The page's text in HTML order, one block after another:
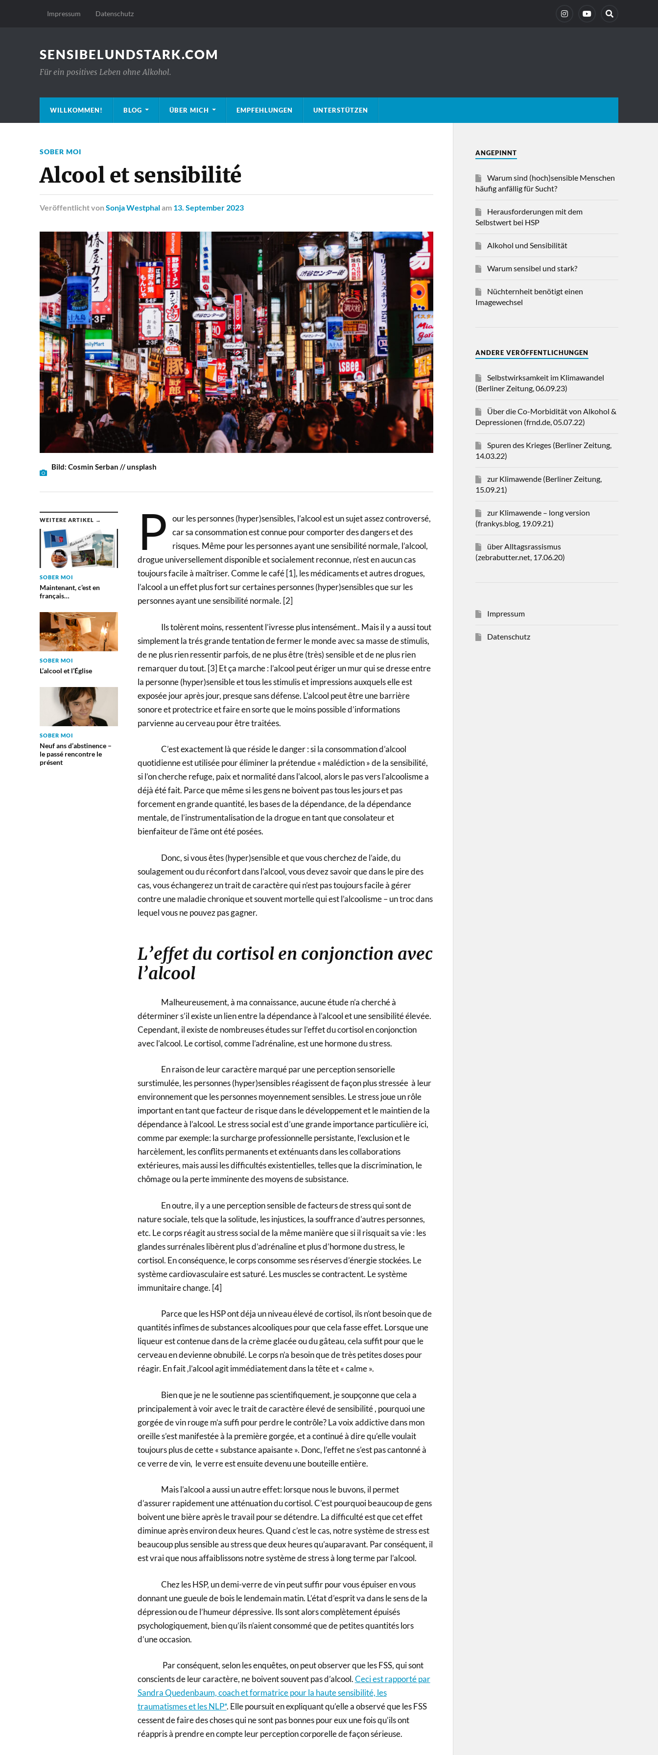
Impressum Datenschutz
SENSIBELUNDSTARK.COM
Für ein positives Leben ohne Alkohol.
WILLKOMMEN! BLOG ÜBER MICH EMPFEHLUNGEN UNTERSTÜTZEN
SOBER MOI
Alcool et sensibilité
Veröffentlichtvon Sonja Westphalam 13. September 2023
Bild: Cosmin Serban // unsplash
WEITERE ARTIKEL →
SOBER MOI
Maintenant, c’est en
français…
SOBER MOI
L’alcool et l’Église
SOBER MOI
Neuf ans d’abstinence –
le passé rencontre le
présent
P
our les personnes (hyper)sensibles, l’alcool est un sujet assez controversé,
car sa consommation est connue pour comporter des dangers et des
risques. Même pour les personnes ayant une sensibilité normale, l’alcool,
drogue universellement disponible et socialement reconnue, n’est en aucun cas
toujours facile à maîtriser. Comme le café [1], les médicaments et autres drogues,
l’alcool a un effet plus fort sur certaines personnes (hyper)sensibles que sur les
personnes ayant une sensibilité normale. [2]
Ils tolèrent moins, ressentent l’ivresse plus intensément.. Mais il y a aussi tout
simplement la trés grande tentation de fermer le monde avec sa masse de stimulis,
de ne plus rien ressentir parfois, de ne plus être (très) sensible et de ne plus rien
remarquer du tout. [3] Et ça marche : l’alcool peut ériger un mur qui se dresse entre
la personne (hyper)sensible et tous les stimulis et impressions auxquels elle est
exposée jour après jour, presque sans défense. L’alcool peut être une barrière
sonore et protectrice et faire en sorte que le moins possible d’informations
parvienne au cerveau pour être traitées.
C’est exactement là que réside le danger : si la consommation d’alcool
quotidienne est utilisée pour éliminer la prétendue « malédiction » de la sensibilité,
si l’on cherche refuge, paix et normalité dans l’alcool, alors le pas vers l’alcoolisme a
déjà été fait. Parce que même si les gens ne boivent pas tous les jours et pas
forcement en grande quantité, les bases de la dépendance, de la dépendance
mentale, de l’instrumentalisation de la drogue en tant que consolateur et
bienfaiteur de l’âme ont été posées.
Donc, si vous êtes (hyper)sensible et que vous cherchez de l’aide, du
soulagement ou du réconfort dans l’alcool, vous devez savoir que dans le pire des
cas, vous échangerez un trait de caractère qui n’est pas toujours facile à gérer
contre une maladie chronique et souvent mortelle qui est l’alcoolisme – un troc dans
lequel vous ne pouvez pas gagner.
L’effet du cortisol en conjonction avec
l’alcool
Malheureusement, à ma connaissance, aucune étude n’a cherché à
déterminer s’il existe un lien entre la dépendance à l’alcool et une sensibilité élevée.
Cependant, il existe de nombreuses études sur l’effet du cortisol en conjonction
avec l’alcool. Le cortisol, comme l’adrénaline, est une hormone du stress.
En raison de leur caractère marqué par une perception sensorielle
surstimulée, les personnes (hyper)sensibles réagissent de façon plus stressée à leur
environnement que les personnes moyennement sensibles. Le stress joue un rôle
important en tant que facteur de risque dans le développement et le maintien de la
dépendance à l’alcool. Le stress social est d’une grande importance particulière ici,
comme par exemple: la surcharge professionnelle persistante, l’exclusion et le
harcèlement, les conflits permanents et exténuants dans les collaborations
extérieures, mais aussi les difficultés existentielles, telles que la discrimination, le
chômage ou la perte imminente des moyens de subsistance.
En outre, il y a une perception sensible de facteurs de stress qui sont de
nature sociale, tels que la solitude, les injustices, la souffrance d’autres personnes,
etc. Le corps réagit au stress social de la même manière que si il risquait sa vie : les
glandes surrénales libèrent plus d’adrénaline et plus d’hormone du stress, le
cortisol. En conséquence, le corps consomme ses réserves d’énergie stockées. Le
système cardiovasculaire est saturé. Les muscles se contractent. Le système
immunitaire change. [4]
Parce que les HSP ont déja un niveau élevé de cortisol, ils n’ont besoin que de
quantités infîmes de substances alcooliques pour que cela fasse effet. Lorsque une
liqueur est contenue dans de la crème glacée ou du gâteau, cela suffit pour que le
cerveau en devienne obnubilé. Le corps n’a besoin que de très petites doses pour
réagir. En fait ,l’alcool agit immédiatement dans la tête et « calme ».
Bien que je ne le soutienne pas scientifiquement, je soupçonne que cela a
principalement à voir avec le trait de caractère élevé de sensibilité , pourquoi une
gorgée de vin rouge m’a suffi pour perdre le contrôle? La voix addictive dans mon
oreille s’est manifestée à la première gorgée, et a continué à dire qu’elle voulait
toujours plus de cette « substance apaisante ». Donc, l’effet ne s’est pas cantonné à
ce verre de vin, le verre est ensuite devenu une bouteille entière.
Mais l’alcool a aussi un autre effet: lorsque nous le buvons, il permet
d’assurer rapidement une atténuation du cortisol. C’est pourquoi beaucoup de gens
boivent une bière après le travail pour se détendre. La difficulté est que cet effet
diminue après environ deux heures. Quand c’est le cas, notre système de stress est
beaucoup plus sensible au stress que deux heures qu’auparavant. Par conséquent, il
est vrai que nous affaiblissons notre système de stress à long terme par l’alcool.
Chez les HSP, un demi-verre de vin peut suffir pour vous épuiser en vous
donnant une gueule de bois le lendemain matin. L’état d’esprit va dans le sens de la
dépression ou de l’humeur dépressive. Ils sont alors complètement épuisés
psychologiquement, bien qu’ils n’aient consommé que de petites quantités lors
d’une occasion.
Par conséquent, selon les enquêtes, on peut observer que les FSS, qui sont
conscients de leur caractère, ne boivent souvent pas d’alcool.Ceci est rapporté par
Sandra Quedenbaum, coach et formatrice pour la haute sensibilité, les
traumatismes et les NLP*. Elle poursuit en expliquant qu’elle a observé que les FSS
cessent de faire des choses qui ne sont pas bonnes pour eux une fois qu’ils ont
réappris à prendre en compte leur perception corporelle de façon sérieuse.
ANGEPINNT
Warum sind (hoch)sensible Menschen
häufig anfällig für Sucht?
Herausforderungen mit dem
Selbstwert bei HSP
Alkohol und Sensibilität
Warum sensibel und stark?
Nüchternheit benötigt einen
Imagewechsel
ANDERE VERÖFFENTLICHUNGEN
Selbstwirksamkeit im Klimawandel
(Berliner Zeitung, 06.09.23)
Über die Co-Morbidität von Alkohol &
Depressionen (frnd.de, 05.07.22)
Spuren des Krieges (Berliner Zeitung,
14.03.22)
zur Klimawende (Berliner Zeitung,
15.09.21)
zur Klimawende – long version
(frankys.blog, 19.09.21)
über Alltagsrassismus
(zebrabutter.net, 17.06.20)
Impressum
Datenschutz